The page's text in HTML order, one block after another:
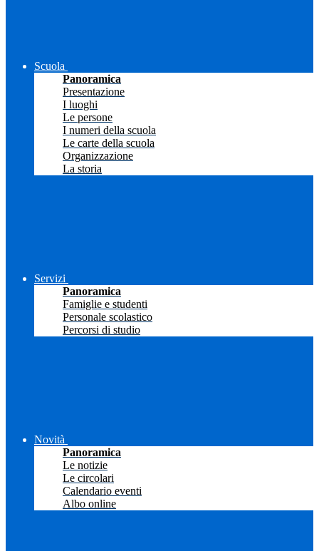
Scuola
Panoramica
Presentazione
I luoghi
Le persone
I numeri della scuola
Le carte della scuola
Organizzazione
La storia
Servizi
Panoramica
Famiglie e studenti
Personale scolastico
Percorsi di studio
Novità
Panoramica
Le notizie
Le circolari
Calendario eventi
Albo online